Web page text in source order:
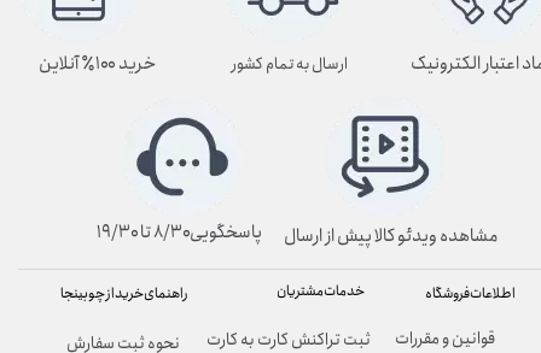
راهنمای خرید از چوبینجا
نحوه ثبت سفارش
خدمات مشتریان
ثبت تراکنش کارت به کارت
اطلاعات فروشگاه
قوانین و مقررات
ارسال به تمام کشور
پاسخگویی۸/۳۰ تا ۱۹/۳۰
اعتبار الکترونیک خرید ۱۰۰٪ آنلاین
مشاهده ویدئو کالا پیش از ارسال